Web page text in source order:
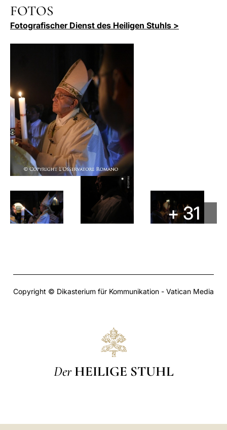
FOTOS
Fotografischer Dienst des Heiligen Stuhls >
+ 31
Copyright © Dikasterium für Kommunikation - Vatican Media
Der HEILIGE STUHL